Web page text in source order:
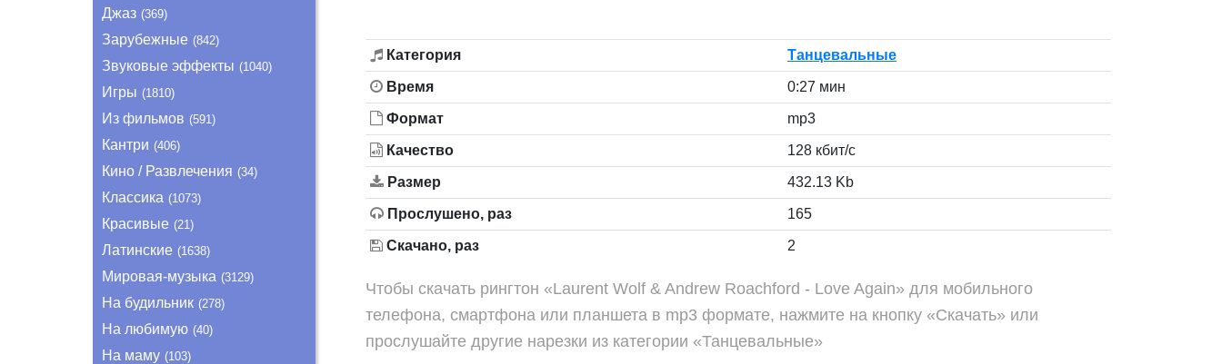
Джаз (369)
Зарубежные (842)
Звуковые эффекты (1040)
Игры (1810)
Из фильмов (591)
Кантри (406)
Кино / Развлечения (34)
Классика (1073)
Красивые (21)
Латинские (1638)
Мировая-музыка (3129)
На будильник (278)
На любимую (40)
На маму (103)
Категория Танцевальные
Время 0:27 мин
Формат mp3
Качество 128 кбит/с
Размер 432.13 Kb
Прослушено, раз 165
Скачано, раз 2
Чтобы скачать рингтон «Laurent Wolf & Andrew Roachford - Love Again» для мобильного
телефона, смартфона или планшета в mp3 формате, нажмите на кнопку «Скачать» или
прослушайте другие нарезки из категории «Танцевальные»